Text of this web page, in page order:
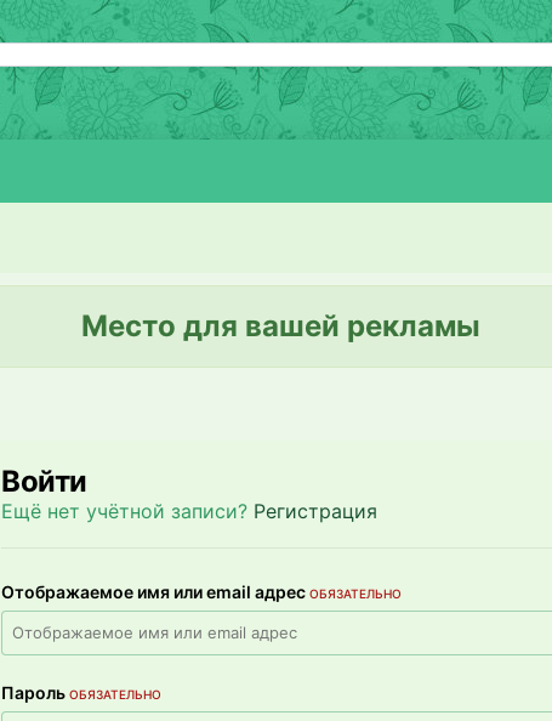
Место для вашей рекламы
Войти
Ещё нет учётной записи? Регистрация
Отображаемое имя или email адрес ОБЯЗАТЕЛЬНО
Пароль ОБЯЗАТЕЛЬНО